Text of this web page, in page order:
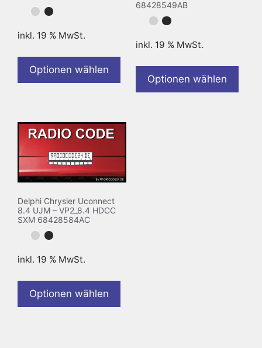
inkl. 19 % MwSt.
Optionen wählen
68428549AB
inkl. 19 % MwSt.
Optionen wählen
Delphi Chrysler Uconnect
8.4 UJM – VP2_8.4 HDCC
SXM 68428584AC
inkl. 19 % MwSt.
Optionen wählen